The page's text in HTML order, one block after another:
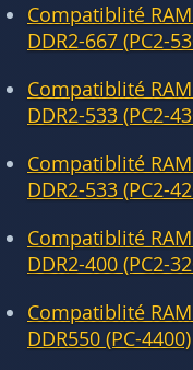
Compatiblité
DDR2-667 (PC2-
Compatiblité
DDR2-533 (PC2-
Compatiblité
DDR2-533 (PC2-
Compatiblité
DDR2-400 (PC2-
Compatiblité
DDR550 (PC-4400)